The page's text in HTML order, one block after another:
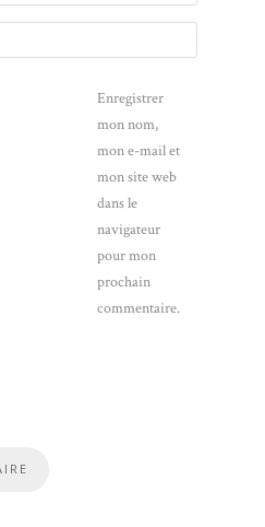
Enregistrer
mon nom,
mon e-mail et
mon site web
dans le
navigateur
pour mon
prochain
commentaire.